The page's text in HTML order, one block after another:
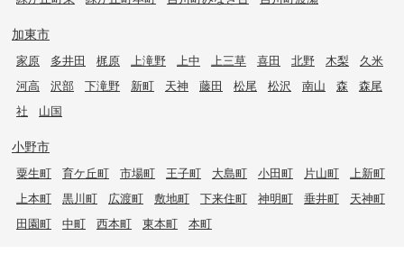
加東市
家原 多井田 梶原 上滝野 上中 上三草 喜田 北野 木梨
久米
河高
沢部 下滝野 新町 天神 藤田 松尾 松沢 南山 森
森尾
社
山国
小野市
粟生町 育ケ丘町 市場町 王子町 大島町 小田町 片山町
上新町
上本町
黒川町 広渡町 敷地町 下来住町 神明町 垂井町
天神町
田園町
中町 西本町 東本町 本町